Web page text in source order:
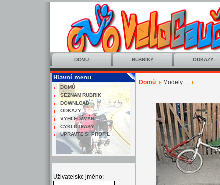
DOMU RUBRIKY ODKAZY
Hlavní menu
DOMŮ
SEZNAM RUBRIK
DOWNLOAD
ODKAZY
VYHLEDÁVÁNÍ
CYKLOTRASY
UPRAVTE SI PROFIL
Uživatelské jméno:
Domù Modely ...